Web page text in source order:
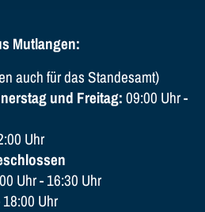
Mutlangen:
auch für das Standesamt)
und Freitag:09:00 Uhr -
Uhr
Uhr - 16:30 Uhr
Uhr